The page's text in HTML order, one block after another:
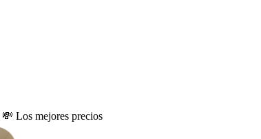
💸 Los mejores precios